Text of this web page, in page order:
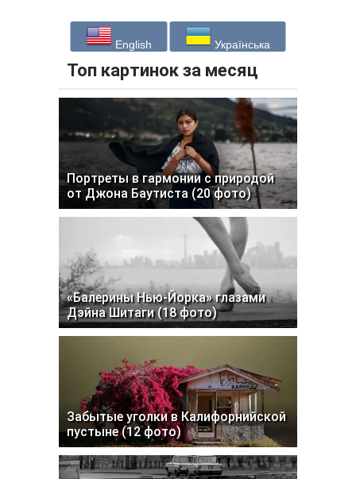
English Українська
Топ картинок за месяц
Портреты в гармонии с природой
от Джона Баутиста (20 фото)
«Балерины Нью-Йорка» глазами
Дэйна Шитаги (18 фото)
Забытые уголки в Калифорнийской
пустыне (12 фото)